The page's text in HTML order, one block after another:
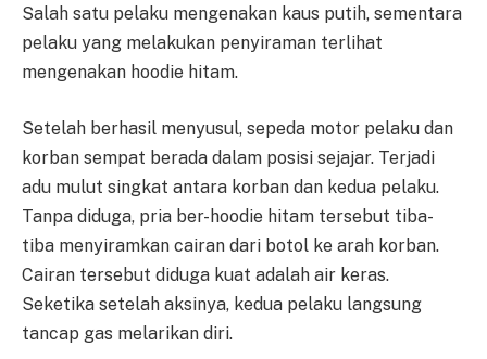
Salah satu pelaku mengenakan kaus putih, sementara
pelaku yang melakukan penyiraman terlihat
mengenakan hoodie hitam.
Setelah berhasil menyusul, sepeda motor pelaku dan
korban sempat berada dalam posisi sejajar. Terjadi
adu mulut singkat antara korban dan kedua pelaku.
Tanpa diduga, pria ber-hoodie hitam tersebut tiba-
tiba menyiramkan cairan dari botol ke arah korban.
Cairan tersebut diduga kuat adalah air keras.
Seketika setelah aksinya, kedua pelaku langsung
tancap gas melarikan diri.